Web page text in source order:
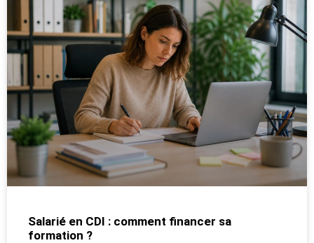
Salarié en CDI : comment financer sa
formation ?